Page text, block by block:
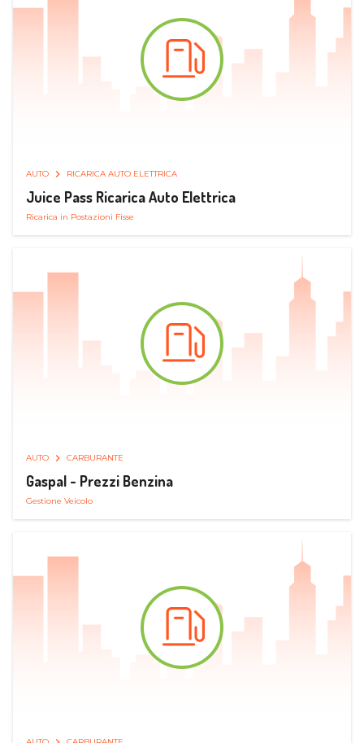
AUTO RICARICA AUTO ELETTRICA
Juice Pass Ricarica Auto Elettrica
Ricarica in Postazioni Fisse
AUTO CARBURANTE
Gaspal - Prezzi Benzina
Gestione Veicolo